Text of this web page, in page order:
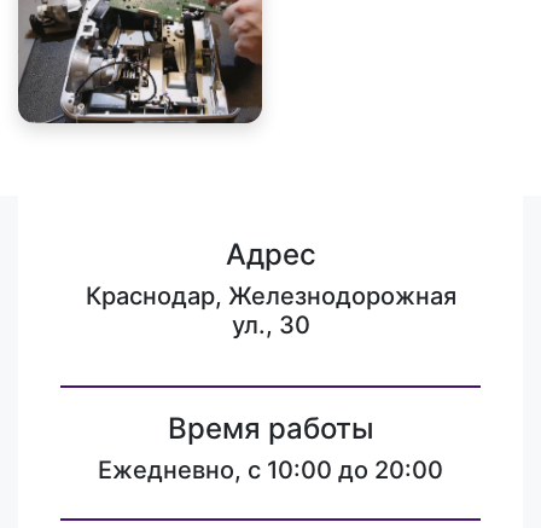
Адрес
Краснодар, Железнодорожная
ул., 30
Время работы
Ежедневно, с 10:00 до 20:00